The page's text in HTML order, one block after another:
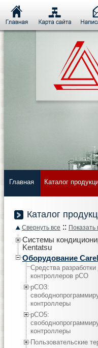
Главная Каталог
Каталог
Свернуть все :: Показать
Системы
Kentatsu
Оборудование Carel
Средства разработки
контроллеров pCO
pCO3:
контроллеры
pCO5:
контроллеры
Пользовательские